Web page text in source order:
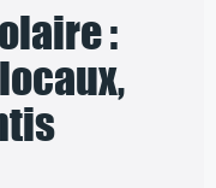
: